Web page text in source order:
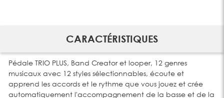
CARACTÉRISTIQUES
Pédale TRIO PLUS, Band Creator et looper, 12 genres
musicaux avec 12 styles sélectionnables, écoute et
apprend les accords et le rythme que vous jouez et crée
automatiquement l'accompagnement de la basse et de la